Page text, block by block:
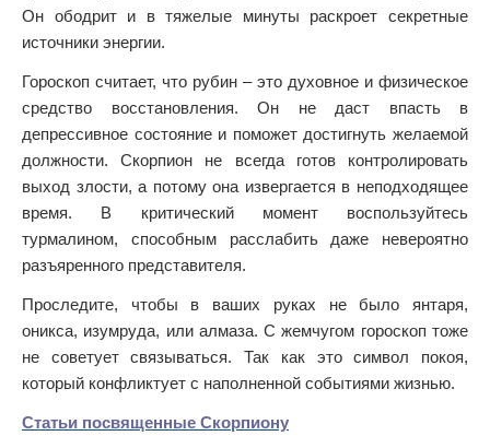
Он ободрит и в тяжелые минуты раскроет секретные
источники энергии.
Гороскоп считает, что рубин – это духовное и физическое
средство восстановления. Он не даст впасть в
депрессивное состояние и поможет достигнуть желаемой
должности. Скорпион не всегда готов контролировать
выход злости, а потому она извергается в неподходящее
время. В критический момент воспользуйтесь
турмалином, способным расслабить даже невероятно
разъяренного представителя.
Проследите, чтобы в ваших руках не было янтаря,
оникса, изумруда, или алмаза. С жемчугом гороскоп тоже
не советует связываться. Так как это символ покоя,
который конфликтует с наполненной событиями жизнью.
Статьи посвященные Скорпиону